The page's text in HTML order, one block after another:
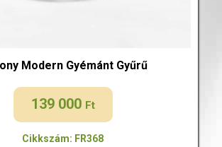
Modern Gyémánt Gyűrű
139 000 Ft
Cikkszám: FR368